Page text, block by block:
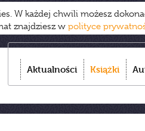
W każdej chwili możesz
znajdziesz w polityce
Aktualności Książki